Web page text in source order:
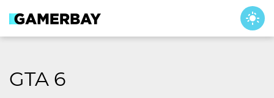
content
GTA 6